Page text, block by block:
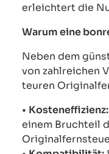
erleichtert die
Warum eine
Neben dem
von zahlreichen
teuren
• Kosteneffizienz:
einem Bruchteil